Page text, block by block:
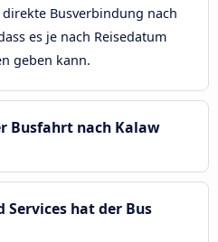
Busverbindung nach
es je nach Reisedatum
geben kann.
Busfahrt nach Kalaw
Services hat der Bus